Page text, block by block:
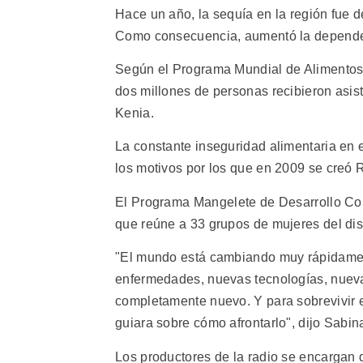
Hace un año, la sequía en la región fue
Como consecuencia, aumentó la
Según el Programa Mundial de
dos millones de personas recibieron
Kenia.
La constante inseguridad alimentaria
los motivos por los que en 2009 se creó
El Programa Mangelete de Desarrollo
que reúne a 33 grupos de mujeres del
"El mundo está cambiando muy
enfermedades, nuevas tecnologías,
completamente nuevo. Y para sobrevivir
guiara sobre cómo afrontarlo", dijo
Los productores de la radio se